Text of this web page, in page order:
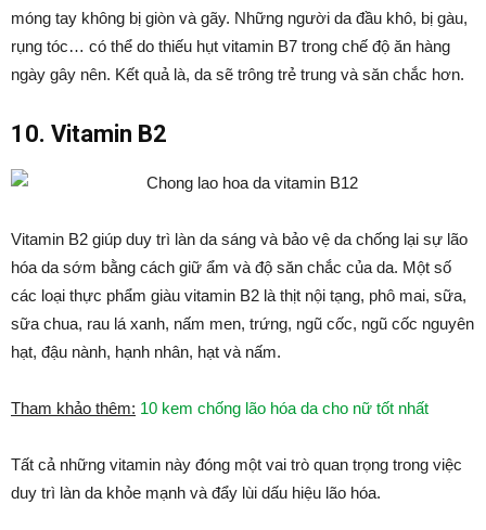
móng tay không bị giòn và gãy. Những người da đầu khô, bị gàu,
rụng tóc… có thể do thiếu hụt vitamin B7 trong chế độ ăn hàng
ngày gây nên. Kết quả là, da sẽ trông trẻ trung và săn chắc hơn.
10. Vitamin B2
Vitamin B2 giúp duy trì làn da sáng và bảo vệ da chống lại sự lão
hóa da sớm bằng cách giữ ẩm và độ săn chắc của da. Một số
các loại thực phẩm giàu vitamin B2 là thịt nội tạng, phô mai, sữa,
sữa chua, rau lá xanh, nấm men, trứng, ngũ cốc, ngũ cốc nguyên
hạt, đậu nành, hạnh nhân, hạt và nấm.
Tham khảo thêm: 10 kem chống lão hóa da cho nữ tốt nhất
Tất cả những vitamin này đóng một vai trò quan trọng trong việc
duy trì làn da khỏe mạnh và đẩy lùi dấu hiệu lão hóa.